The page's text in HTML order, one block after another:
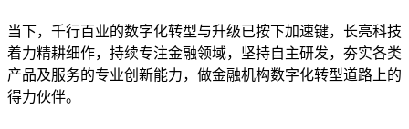
当下，千行百业的数字化转型与升级已按下加速键，长亮科技
着力精耕细作，持续专注金融领域，坚持自主研发，夯实各类
产品及服务的专业创新能力，做金融机构数字化转型道路上的
得力伙伴。